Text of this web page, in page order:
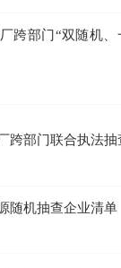
跨部门“双随机
跨部门联合执法
随机抽查企业清单